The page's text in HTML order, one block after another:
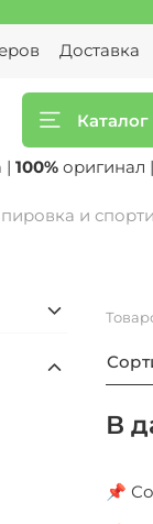
Доставка
Каталог
| 100% оригинал
и
В
📌